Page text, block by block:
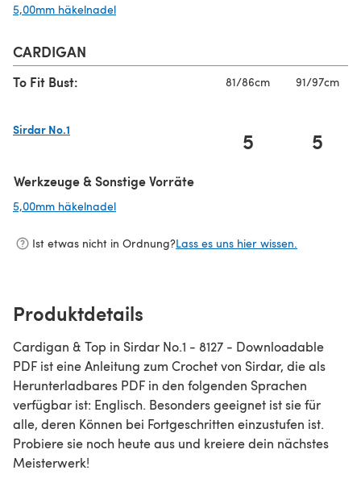
5,00mm häkelnadel
CARDIGAN
To Fit Bust: 81/86cm 91/97cm
Sirdar No.1
5 5
Werkzeuge & Sonstige Vorräte
5,00mm häkelnadel
Ist etwas nicht in Ordnung?Lass es uns hier wissen.
Produktdetails
Cardigan & Top in Sirdar No.1 - 8127 - Downloadable
PDF ist eine Anleitung zum Crochet von Sirdar, die als
Herunterladbares PDF in den folgenden Sprachen
verfügbar ist: Englisch. Besonders geeignet ist sie für
alle, deren Können bei Fortgeschritten einzustufen ist.
Probiere sie noch heute aus und kreiere dein nächstes
Meisterwerk!